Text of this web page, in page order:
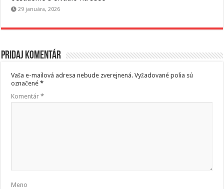
29 januára, 2026
Pridaj komentár
Vaša e-mailová adresa nebude zverejnená. Vyžadované polia sú
označené*
Komentár*
Meno